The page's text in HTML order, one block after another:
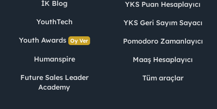
İK Blog
YouthTech
Youth Awards Oy Ver
Humanspire
Future Sales Leader
Academy
YKS Puan Hesaplayıcı
YKS Geri Sayım Sayacı
Pomodoro Zamanlayıcı
Maaş Hesaplayıcı
Tüm araçlar